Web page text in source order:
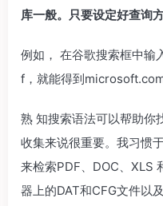
库一般。只要设定好查询
例如， 在谷歌搜索框中
f，就能得到
熟 知搜索语法可以帮助你
收集来说很重要。我习惯
来检索PDF、DOC、XLS
器上的DAT和CFG文件以